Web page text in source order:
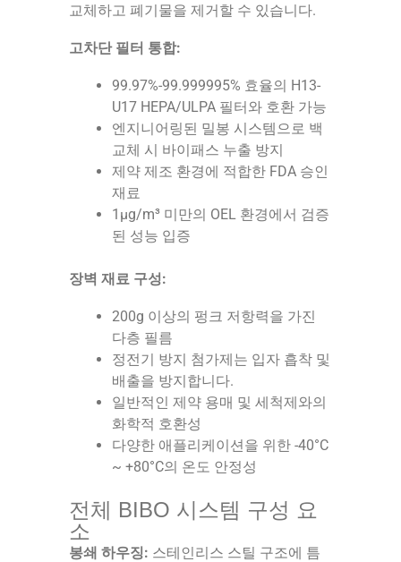
교체하고 폐기물을 제거할 수 있습니다.
고차단 필터 통합:
99.97%-99.999995% 효율의 H13-
U17 HEPA/ULPA 필터와 호환 가능
엔지니어링된 밀봉 시스템으로 백
교체 시 바이패스 누출 방지
제약 제조 환경에 적합한 FDA 승인
재료
1μg/m³ 미만의 OEL 환경에서 검증
된 성능 입증
장벽 재료 구성:
200g 이상의 펑크 저항력을 가진
다층 필름
정전기 방지 첨가제는 입자 흡착 및
배출을 방지합니다.
일반적인 제약 용매 및 세척제와의
화학적 호환성
다양한 애플리케이션을 위한 -40°C
~ +80°C의 온도 안정성
전체 BIBO 시스템 구성 요
소
봉쇄 하우징: 스테인리스 스틸 구조에 틈